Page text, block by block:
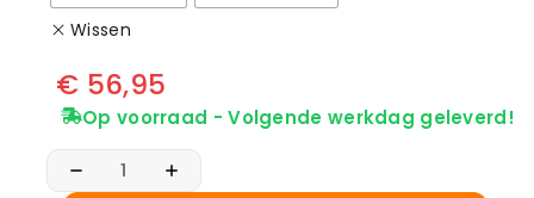
Wissen
€ 56,95
Op voorraad - Volgende werkdag geleverd!